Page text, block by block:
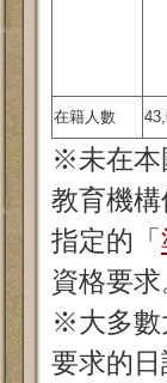
在籍人數
※未在本
教育機
指定的「
資格要求
※大多數
要求的